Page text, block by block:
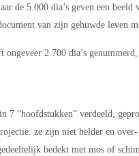
de 5.000 dia’s geven een
van zijn gehuwde leven
ongeveer 2.700 dia’s
7 “hoofdstukken” verdeeld,
ze zijn niet helder en
bedekt met mos of